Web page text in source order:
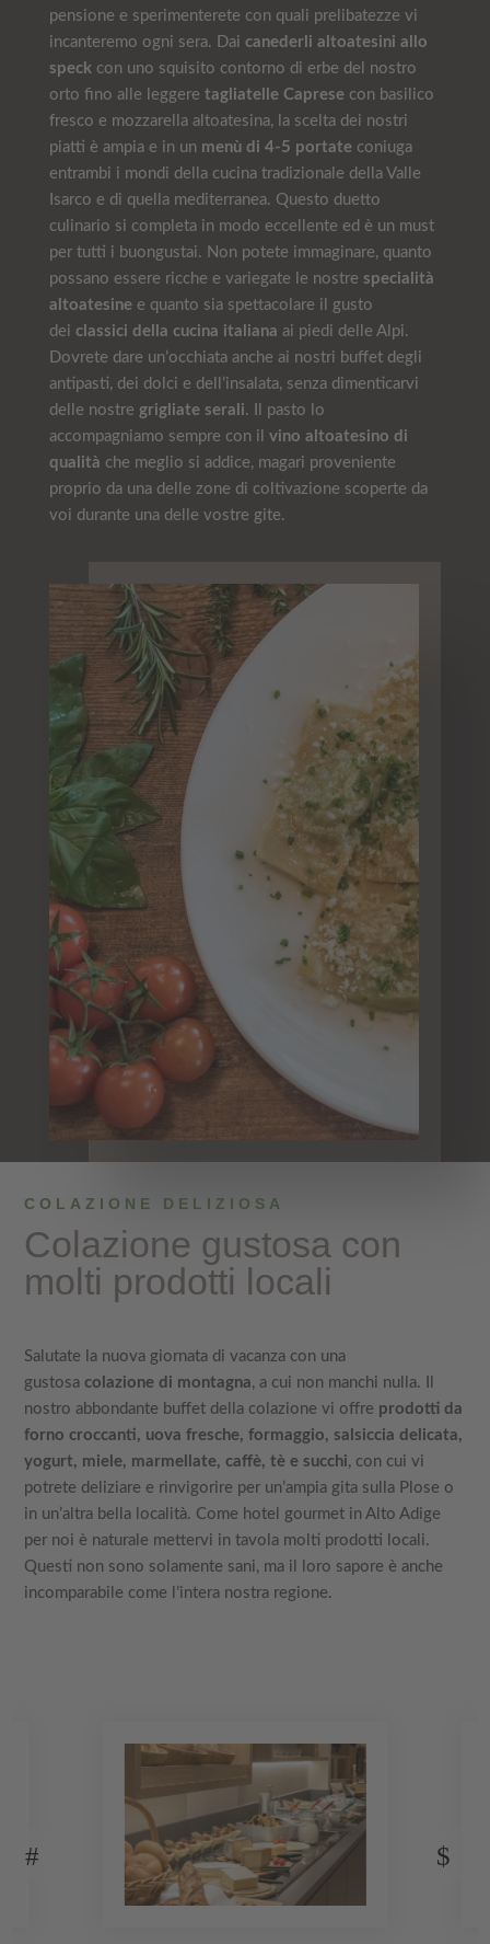
pensione e sperimenterete con quali prelibatezze vi
incanteremo ogni sera. Dai canederli altoatesini allo
speck con uno squisito contorno di erbe del nostro
orto fino alle leggere tagliatelle Caprese con basilico
fresco e mozzarella altoatesina, la scelta dei nostri
piatti è ampia e in un menù di 4-5 portate coniuga
entrambi i mondi della cucina tradizionale della Valle
Isarco e di quella mediterranea. Questo duetto
culinario si completa in modo eccellente ed è un must
per tutti i buongustai. Non potete immaginare, quanto
possano essere ricche e variegate le nostre specialità
altoatesine e quanto sia spettacolare il gusto
dei classici della cucina italiana ai piedi delle Alpi.
Dovrete dare un’occhiata anche ai nostri buffet degli
antipasti, dei dolci e dell’insalata, senza dimenticarvi
delle nostre grigliate serali. Il pasto lo
accompagniamo sempre con il vino altoatesino di
qualità che meglio si addice, magari proveniente
proprio da una delle zone di coltivazione scoperte da
voi durante una delle vostre gite.
COLAZIONE DELIZIOSA
Colazione gustosa con
molti prodotti locali
Salutate la nuova giornata di vacanza con una
gustosa colazione di montagna, a cui non manchi nulla. Il
nostro abbondante buffet della colazione vi offre prodotti da
forno croccanti, uova fresche, formaggio, salsiccia delicata,
yogurt, miele, marmellate, caffè, tè e succhi, con cui vi
potrete deliziare e rinvigorire per un’ampia gita sulla Plose o
in un’altra bella località. Come hotel gourmet in Alto Adige
per noi è naturale mettervi in tavola molti prodotti locali.
Questi non sono solamente sani, ma il loro sapore è anche
incomparabile come l’intera nostra regione.